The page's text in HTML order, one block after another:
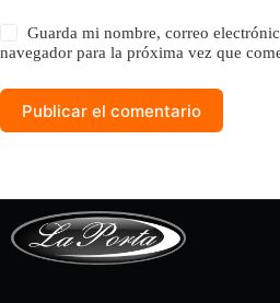
Guarda mi nombre, correo
navegador para la próxima vez que
Publicar el comentario